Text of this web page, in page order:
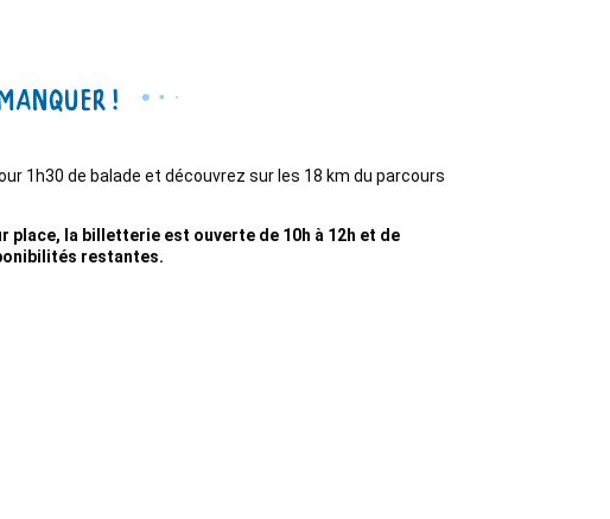
!
1h30 de balade et découvrez sur les 18 km du parcours
place, la billetterie est ouverte de 10h à 12h et de
restantes.